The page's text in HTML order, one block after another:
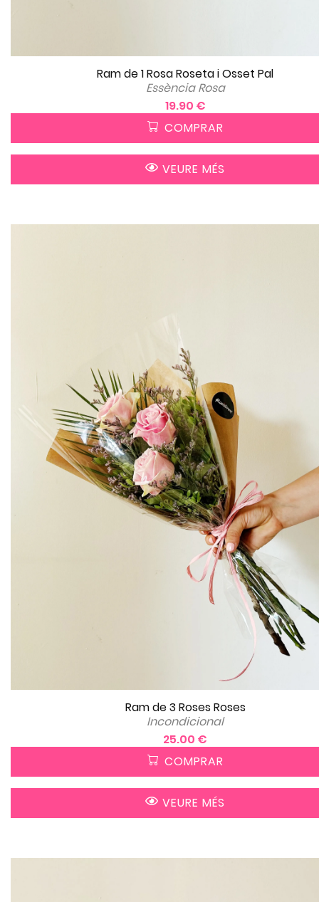
Ram de 1 Rosa Roseta i Osset Pal
Essència Rosa
19.90 €
COMPRAR
VEURE MÉS
Ram de 3 Roses Roses
Incondicional
25.00 €
COMPRAR
VEURE MÉS